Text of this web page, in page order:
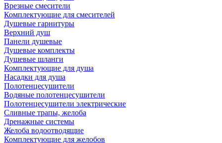
Врезные смесители
Комплектующие для смесителей
Душевые гарнитуры
Верхний душ
Панели душевые
Душевые комплекты
Душевые шланги
Комплектующие для душа
Насадки для душа
Полотенцесушители
Водяные полотенцесушители
Полотенцесушители электрические
Сливные трапы, желоба
Дренажные системы
Желоба водоотводящие
Комплектующие для желобов